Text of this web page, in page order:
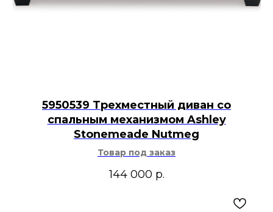
5950539 Трехместный диван со
спальным механизмом Ashley
Stonemeade Nutmeg
Товар под заказ
144 000 р.